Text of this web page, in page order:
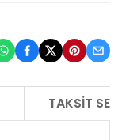
TAKSIT